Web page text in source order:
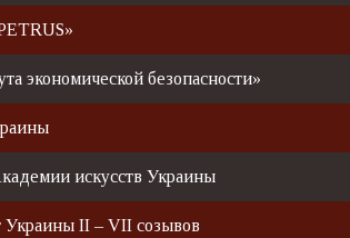
экономической безопасности»
искусств Украины
ІІ – VII созывов